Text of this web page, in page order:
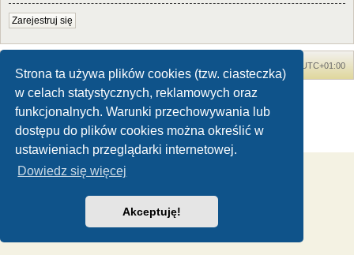
Strona ta używa plików cookies (tzw. ciasteczka)
w celach statystycznych, reklamowych oraz
funkcjonalnych. Warunki przechowywania lub
dostępu do plików cookies można określić w
ustawieniach przeglądarki internetowej.
Dowiedz się więcej
Akceptuję!
Zarejestruj się
UTC+01:00
Dinozaury.com© 2006-2020
Technologię dostarczaphpBB® Forum Software © phpBB Limited
Zasady ochrony danych osobowych|Regulamin